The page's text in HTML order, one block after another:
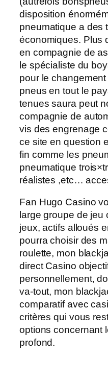
disposition
pneumatique a des
économiques. Plus
en compagnie de
le spécialiste du
pour le
pneus en tout le
tenues saura peut
compagnie de
vis des engrenage
ce site en question
fin comme les
pneumatique
réalistes ,etc…
Fan Hugo Casino
large groupe de
jeux, actifs alloués
pourra choisir des
roulette, mon
direct Casino
personnellement,
va-tout, mon
comparatif avec
critères qui vous
options concernant
profond.